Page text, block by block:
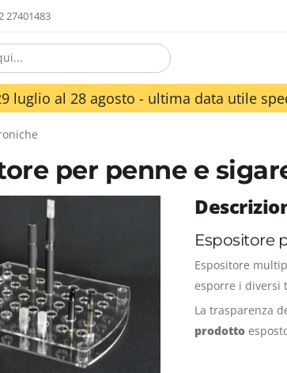
27401483
luglio al 28 agosto - ultima data utile
per penne e
Espositore
Espositore
esporre i diversi
La trasparenza
prodotto